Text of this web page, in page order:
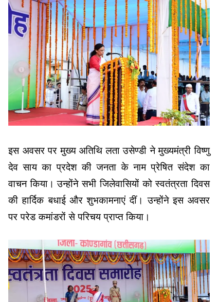
इस अवसर पर मुख्य अतिथि लता उसेण्डी ने मुख्यमंत्री विष्णु
वाचन किया। उन्होंने सभी जिलेवासियों को स्वतंत्रता दिवस
की हार्दिक बधाई और शुभकामनाएं दीं। उन्होंने इस अवसर
पर परेड कमांडरों से परिचय प्राप्त किया।